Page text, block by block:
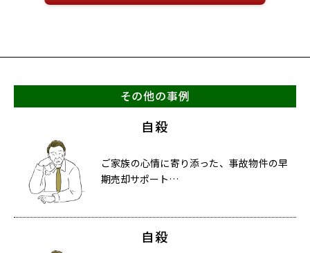
その他の事例
自殺
ご家族の心情に寄り添った、事故物件の早
期売却サポート…
自殺